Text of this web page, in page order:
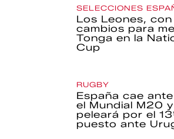
SELECCIONES
Los Leones, con
cambios para
Tonga en la
Cup
RUGBY
España cae
el Mundial M20 y
peleará por el
puesto ante